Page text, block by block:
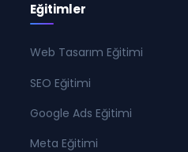
Eğitimler
Web Tasarım Eğitimi
SEO Eğitimi
Google Ads Eğitimi
Meta Eğitimi